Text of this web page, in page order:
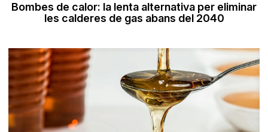
Bombes de calor: la lenta alternativa per eliminar
les calderes de gas abans del 2040